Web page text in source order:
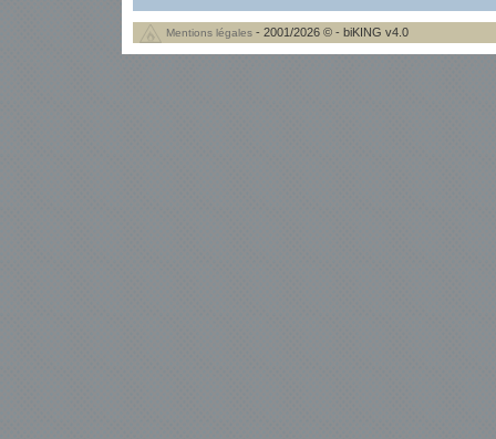
Mentions légales - 2001/2026 © - biKING v4.0